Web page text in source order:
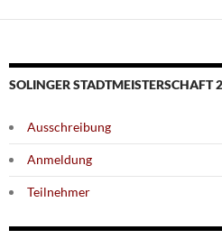
SOLINGER STADTMEISTERSCHAFT
Ausschreibung
Anmeldung
Teilnehmer